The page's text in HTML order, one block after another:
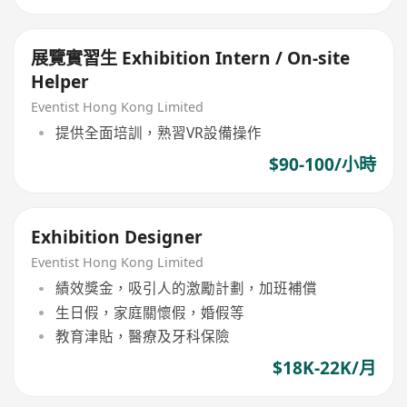
展覽實習生 Exhibition Intern / On-site
Helper
Eventist Hong Kong Limited
提供全面培訓，熟習VR設備操作
$90-100/小時
Exhibition Designer
Eventist Hong Kong Limited
績效獎金，吸引人的激勵計劃，加班補償
生日假，家庭關懷假，婚假等
教育津貼，醫療及牙科保險
$18K-22K/月